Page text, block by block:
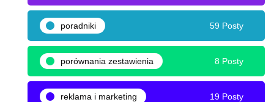
poradniki 59 Posty
porównania zestawienia 8 Posty
reklama i marketing 19 Posty